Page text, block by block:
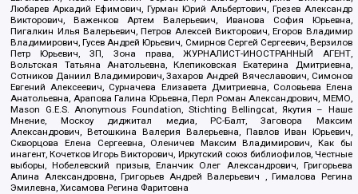
Любарев Аркадий Ефимович, Гурман Юрий Альбертович, Грезев Александр
Викторович, Важенков Артем Валерьевич, Иванова София Юрьевна,
Пигалкин Илья Валерьевич, Петров Алексей Викторович, Егоров Владимир
Владимирович, Гусев Андрей Юрьевич, Смирнов Сергей Сергеевич, Верзилов
Петр Юрьевич, ЗП, Зона права, ЖУРНАЛИСТ-ИНОСТРАННЫЙ АГЕНТ,
Вольтская Татьяна Анатольевна, Клепиковская Екатерина Дмитриевна,
Сотников Даниил Владимирович, Захаров Андрей Вячеславович, Симонов
Евгений Алексеевич, Сурначева Елизавета Дмитриевна, Соловьева Елена
Анатольевна, Арапова Галина Юрьевна, Перл Роман Александрович, МЕМО,
Mason G.E.S. Anonymous Foundation, Stichting Bellingcat, Якутия – Наше
Мнение, Москоу диджитал медиа, РС-Балт, Заговора Максим
Александрович, Ветошкина Валерия Валерьевна, Павлов Иван Юрьевич,
Скворцова Елена Сергеевна, Оленичев Максим Владимирович, Как бы
инагент, Кочетков Игорь Викторович, Иркутский союз библиофилов, Честные
выборы, Нобелевский призыв, Еланчик Олег Александрович, Григорьева
Алина Александровна, Григорьев Андрей Валерьевич , Гималова Регина
Эмилевна, Хисамова Регина Фаритовна